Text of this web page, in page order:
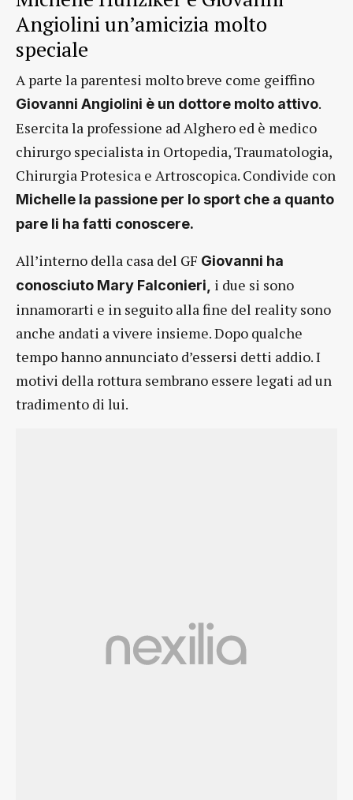
Angiolini un’amicizia molto
speciale
A parte la parentesi molto breve come geiffino
Giovanni Angiolini è un dottore molto attivo.
Esercita la professione ad Alghero ed è medico
chirurgo specialista in Ortopedia, Traumatologia,
Chirurgia Protesica e Artroscopica. Condivide con
Michelle la passione per lo sport che a quanto
pare li ha fatti conoscere.
All’interno della casa del GF Giovanni ha
conosciuto Mary Falconieri, i due si sono
innamorarti e in seguito alla fine del reality sono
anche andati a vivere insieme. Dopo qualche
tempo hanno annunciato d’essersi detti addio. I
motivi della rottura sembrano essere legati ad un
tradimento di lui.